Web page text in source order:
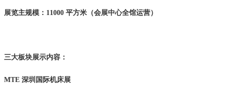
展览主规模：11000 平方米（会展中心全馆运营）
三大板块展示内容：
MTE 深圳国际机床展